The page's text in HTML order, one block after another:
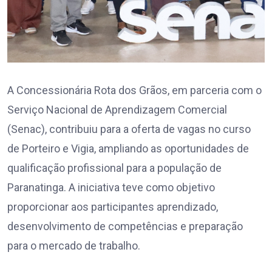
A Concessionária Rota dos Grãos, em parceria com o
Serviço Nacional de Aprendizagem Comercial
(Senac), contribuiu para a oferta de vagas no curso
de Porteiro e Vigia, ampliando as oportunidades de
qualificação profissional para a população de
Paranatinga. A iniciativa teve como objetivo
proporcionar aos participantes aprendizado,
desenvolvimento de competências e preparação
para o mercado de trabalho.